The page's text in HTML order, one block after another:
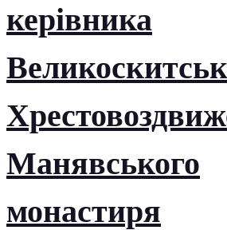
керівника
Манявського
монастиря